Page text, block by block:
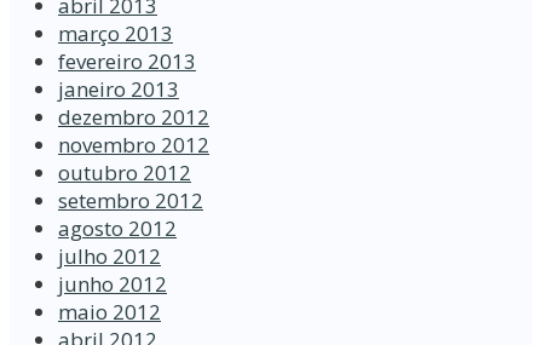
abril 2013
março 2013
fevereiro 2013
janeiro 2013
dezembro 2012
novembro 2012
outubro 2012
setembro 2012
agosto 2012
julho 2012
junho 2012
maio 2012